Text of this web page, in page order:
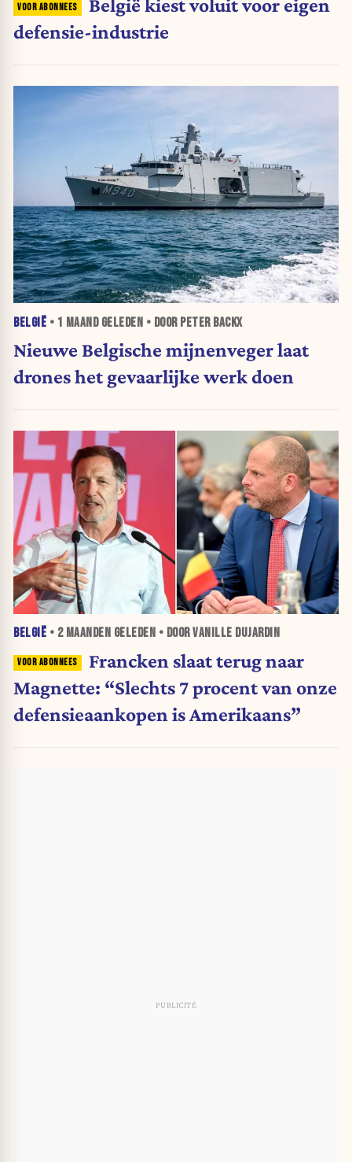
België kiest voluit voor eigen
defensie-industrie
BELGIË • 1 MAANDGELEDEN • DOOR PETER BACKX
Nieuwe Belgische mijnenveger laat
drones het gevaarlijke werk doen
BELGIË • 2 MAANDEN GELEDEN • DOOR VANILLE DUJARDIN
Francken slaat terug naar
Magnette: “Slechts 7 procent van onze
defensieaankopen is Amerikaans”